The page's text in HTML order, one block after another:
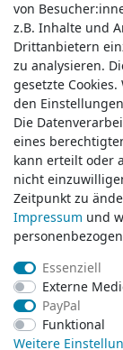
Service &
Durchschnittliche
von
z.B. Inhalte und
Drittanbietern
zu analysieren.
gesetzte
den
Die
eines
kann erteilt oder
nicht
Zeitpunkt zu
Impressum und
Essenziell
Externe
PayPal
Funktional
Weitere
von
z.B. Inhalte und
Drittanbietern
zu analysieren.
gesetzte
den
Die
eines
kann erteilt oder
nicht
Zeitpunkt zu
Impressum und
Essenziell
Externe
PayPal
Funktional
Weitere